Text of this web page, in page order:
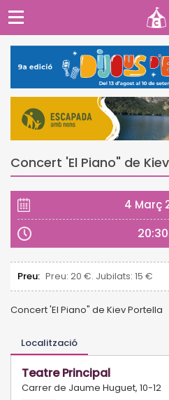
Concert 'El Piano" de
4 Març
Preu: Preu: 20 €. Jubilats: 15 €
Concert 'El Piano" de Kiev Portella
Localització
Teatre Principal
Carrer de Jaume Huguet, 10-12